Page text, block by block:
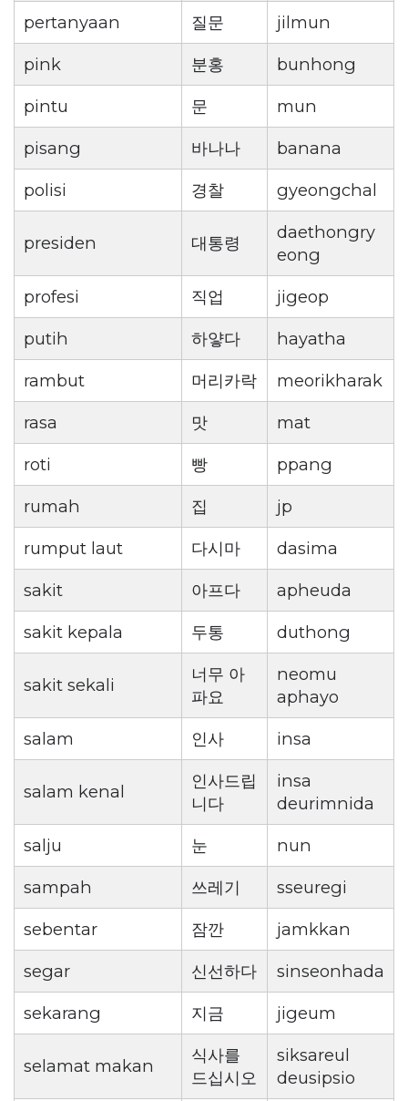
pertanyaan 질문
jilmun
pink
분홍
bunhong
pintu
문
mun
pisang
바나나
banana
polisi
경찰 gyeongchal
presiden 대통령
daethongry
eong
profesi
직업
jigeop
putih
하얗다
hayatha
rambut
머리카락
meorikharak
rasa
맛
mat
roti
빵
ppang
rumah
집
jp
rumput laut
다시마
dasima
sakit
아프다
apheuda
sakit kepala
두통 duthong
sakit sekali
너무 아
파요
neomu
aphayo
salam
인사 insa
salam kenal
인사드립
니다
insa
deurimnida
salju
눈
nun
sampah
쓰레기
sseuregi
sebentar
잠깐
jamkkan
segar
신선하다
sinseonhada
sekarang
지금 jigeum
selamat makan
식사를
드십시오
siksareul
deusipsio